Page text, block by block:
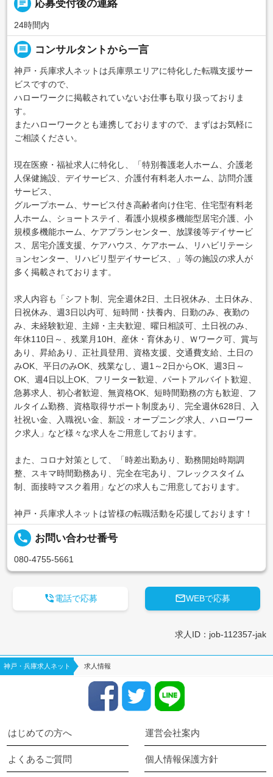
chat 応募受付後の連絡
24時間内
message コンサルタントから一言
神戸・兵庫求人ネットは兵庫県エリアに特化した転職支援サー
ビスですので、
ハローワークに掲載されていないお仕事も取り扱っておりま
す。
またハローワークとも連携しておりますので、まずはお気軽に
ご相談ください。
現在医療・福祉求人に特化し、「特別養護老人ホーム、介護老
人保健施設、デイサービス、介護付有料老人ホーム、訪問介護
サービス、
グループホーム、サービス付き高齢者向け住宅、住宅型有料老
人ホーム、ショートステイ、看護小規模多機能型居宅介護、小
規模多機能ホーム、ケアプランセンター、放課後等デイサービ
ス、居宅介護支援、ケアハウス、ケアホーム、リハビリテーシ
ョンセンター、リハビリ型デイサービス、」等の施設の求人が
多く掲載されております。
求人内容も「シフト制、完全週休2日、土日祝休み、土日休み、
日祝休み、週3日以内可、短時間・扶養内、日勤のみ、夜勤の
み、未経験歓迎、主婦・主夫歓迎、曜日相談可、土日祝のみ、
年休110日～、残業月10H、産休・育休あり、Ｗワーク可、賞与
あり、昇給あり、正社員登用、資格支援、交通費支給、土日の
みOK、平日のみOK、残業なし、週1～2日からOK、週3日～
OK、週4日以上OK、フリーター歓迎、パートアルバイト歓迎、
急募求人、初心者歓迎、無資格OK、短時間勤務の方も歓迎、フ
ルタイム勤務、資格取得サポート制度あり、完全週休628日、入
社祝い金、入職祝い金、新設・オープニング求人、ハローワー
ク求人」など様々な求人をご用意しております。
また、コロナ対策として、「時差出勤あり、勤務開始時期調
整、スキマ時間勤務あり、完全在宅あり、フレックスタイム
制、面接時マスク着用」などの求人もご用意しております。
神戸・兵庫求人ネットは皆様の転職活動を応援しております！
local_phone お問い合わせ番号
080-4755-5661
WEBで応募
電話で応募
求人ID：job-112357-jak
神戸・兵庫求人ネット 求人情報
はじめての方へ 運営会社案内
よくあるご質問 個人情報保護方針